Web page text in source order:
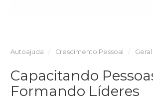
Autoajuda Crescimento Pessoal Geral
Capacitando
Formando Líderes